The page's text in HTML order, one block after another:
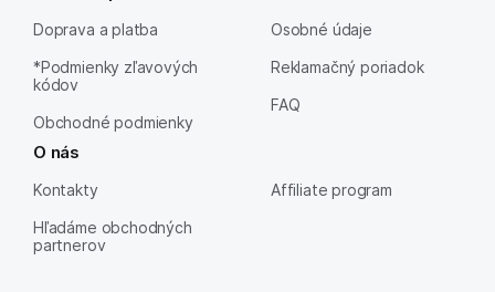
Doprava a platba
*Podmienky zľavových
kódov
Obchodné podmienky
Osobné údaje
Reklamačný poriadok
FAQ
O nás
Kontakty
Hľadáme obchodných
partnerov
Affiliate program